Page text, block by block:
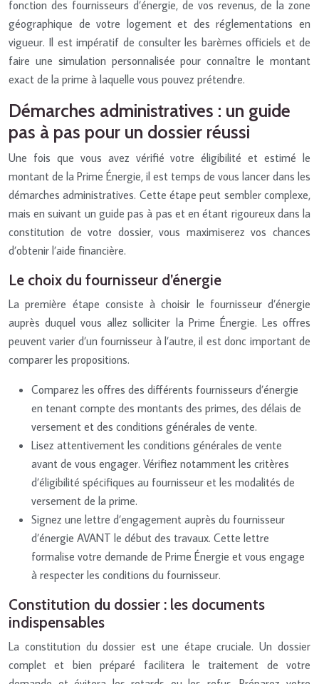
fonction des fournisseurs d’énergie, de vos revenus, de la zone
géographique de votre logement et des réglementations en
vigueur. Il est impératif de consulter les barèmes officiels et de
faire une simulation personnalisée pour connaître le montant
exact de la prime à laquelle vous pouvez prétendre.
Démarches administratives : un guide
pas à pas pour un dossier réussi
Une fois que vous avez vérifié votre éligibilité et estimé le
montant de la Prime Énergie, il est temps de vous lancer dans les
démarches administratives. Cette étape peut sembler complexe,
mais en suivant un guide pas à pas et en étant rigoureux dans la
constitution de votre dossier, vous maximiserez vos chances
d’obtenir l’aide financière.
Le choix du fournisseur d’énergie
La première étape consiste à choisir le fournisseur d’énergie
auprès duquel vous allez solliciter la Prime Énergie. Les offres
peuvent varier d’un fournisseur à l’autre, il est donc important de
comparer les propositions.
Comparez les offres des différents fournisseurs d’énergie
en tenant compte des montants des primes, des délais de
versement et des conditions générales de vente.
Lisez attentivement les conditions générales de vente
avant de vous engager. Vérifiez notamment les critères
d’éligibilité spécifiques au fournisseur et les modalités de
versement de la prime.
Signez une lettre d’engagement auprès du fournisseur
d’énergie AVANT le début des travaux. Cette lettre
formalise votre demande de Prime Énergie et vous engage
à respecter les conditions du fournisseur.
Constitution du dossier : les documents
indispensables
La constitution du dossier est une étape cruciale. Un dossier
complet et bien préparé facilitera le traitement de votre